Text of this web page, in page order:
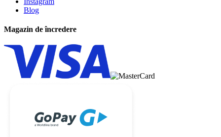
Blog
Magazin de încredere